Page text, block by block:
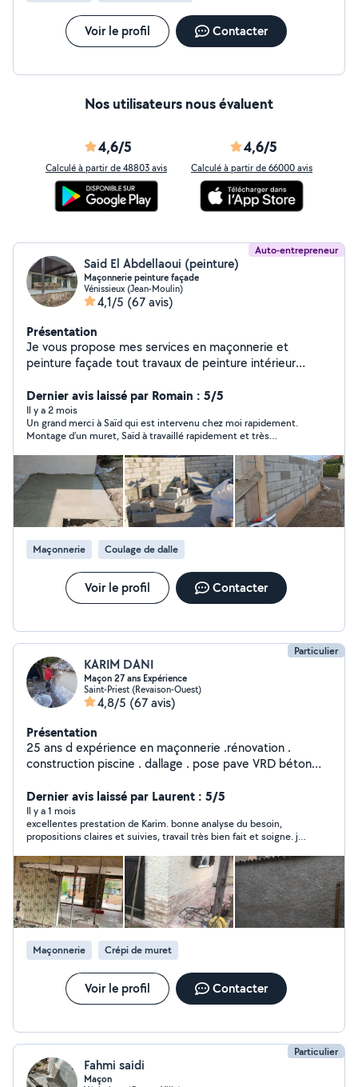
Voir le profil Contacter
Nos utilisateurs nous évaluent
4,6/5
Calculé à partir de 48803 avis
4,6/5
Calculé à partir de 66000 avis
Auto-entrepreneur
Said El Abdellaoui (peinture)
Maçonnerie peinture façade
Vénissieux (Jean-Moulin)
4,1/5 (67 avis)
Présentation
Je vous propose mes services en maçonnerie et
peinture façade tout travaux de peinture intérieur
Dernier avis laissé par Romain : 5/5
Il y a 2 mois
Un grand merci à Saïd qui est intervenu chez moi rapidement.
Montage d’un muret, Saïd à travaillé rapidement et très
Maçonnerie Coulage de dalle
Voir le profil Contacter
Particulier
KARIM DANI
Maçon 27 ans Expérience
Saint-Priest (Revaison-Ouest)
4,8/5 (67 avis)
Présentation
25 ans d expérience en maçonnerie .rénovation .
construction piscine . dallage . pose pave VRD béton
Dernier avis laissé par Laurent : 5/5
Il y a 1 mois
excellentes prestation de Karim. bonne analyse du besoin,
propositions claires et suivies, travail très bien fait et soigne. je
Maçonnerie Crépi de muret
Voir le profil Contacter
Particulier
Fahmi saidi
Maçon